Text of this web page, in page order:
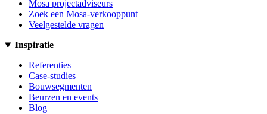
Mosa projectadviseurs
Zoek een Mosa-verkooppunt
Veelgestelde vragen
Inspiratie
Referenties
Case-studies
Bouwsegmenten
Beurzen en events
Blog